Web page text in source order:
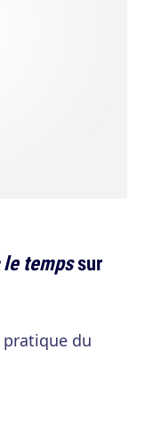
tempssur
pratique du